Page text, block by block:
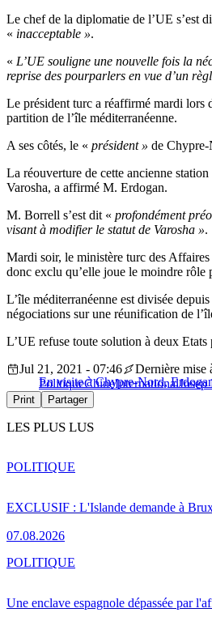
Le chef de la diplomatie de l’UE s’est
« inacceptable ».
« L’UE souligne une nouvelle fois la
reprise des pourparlers en vue d’un
Le président turc a réaffirmé mardi lors
partition de l’île méditerranéenne.
A ses côtés, le « président » de Chypre-
La réouverture de cette ancienne
Varosha, a affirmé M. Erdogan.
M. Borrell s’est dit « profondément
visant à modifier le statut de Varosha ».
Mardi soir, le ministère turc des
donc exclu qu’elle joue le moindre rôle
L’île méditerranéenne est divisée
négociations sur une réunification de
L’UE refuse toute solution à deux
En visite à Chypre-Nord,
Jul 21, 2021 - 07:46
Dernière mise
PolitiqueChineInternational
Print Partager
LES PLUS LUS
EXCLUSIF : L'Islande demande à
07.08.2026
POLITIQUE
Une enclave espagnole dépassée par
POLITIQUE